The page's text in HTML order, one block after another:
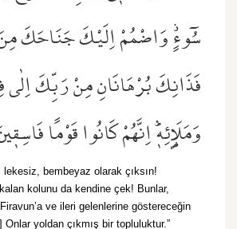
سُٓوءٍۘ وَاضْمُمْ اِلَيْكَ جَنَاحَكَ
فَذَانِكَ بُرْهَانَانِ مِنْ رَبِّكَ
وَمَلَا۬ئِه۪ۜ اِنَّهُمْ كَانُوا قَوْمًا
bembeyaz olarak çıksın!
kolunu da kendine çek! Bunlar,
ve ileri gelenlerine göstereceğin
Onlar yoldan çıkmış bir topluluktur.”